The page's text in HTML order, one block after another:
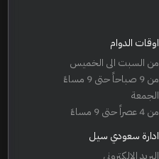
اوقات الدوام
من السبت الى الخميس
من 9 صباحاً حتى 9 مساءً
الجمعة
من 4 عصراً حتى 9 مساءً
ادارة سعودي سيل
البريد الإلكتروني